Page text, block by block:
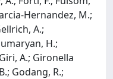
Hernandez, M.;
A.;
H.;
A.; Gironella
Godang, R.;